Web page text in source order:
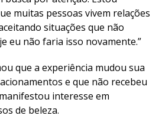
muitas pessoas vivem relações
situações que não
eu não faria isso novamente.”
que a experiência mudou sua
e que não recebeu
interesse em
de beleza.